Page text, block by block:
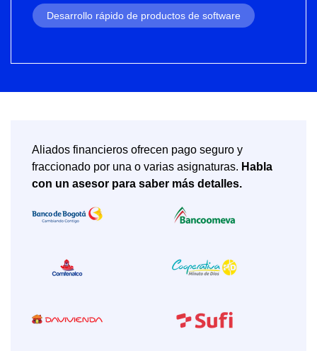
Desarrollo rápido de productos de software
Aliados financieros ofrecen pago seguro y
fraccionado por una o varias asignaturas. Habla
con un asesor para saber más detalles.